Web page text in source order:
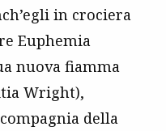
in crociera
Euphemia
nuova fiamma
Wright),
della